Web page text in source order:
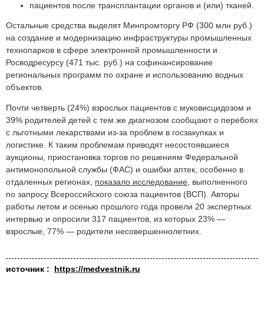
пациентов после трансплантации органов и (или) тканей.
Остальные средства выделят Минпромторгу РФ (300 млн руб.)
на создание и модернизацию инфраструктуры промышленных
технопарков в сфере электронной промышленности и
Росводресурсу (471 тыс. руб.) на софинансирование
региональных программ по охране и использованию водных
объектов.
Почти четверть (24%) взрослых пациентов с муковисцидозом и
39% родителей детей с тем же диагнозом сообщают о перебоях
с льготными лекарствами из‑за проблем в госзакупках и
логистике. К таким проблемам приводят несостоявшиеся
аукционы, приостановка торгов по решениям Федеральной
антимонопольной службы (ФАС) и ошибки аптек, особенно в
отдаленных регионах, показало исследование , выполненного
по запросу Всероссийского союза пациентов (ВСП). Авторы
работы летом и осенью прошлого года провели 20 экспертных
интервью и опросили 317 пациентов, из которых 23% —
взрослые, 77% — родители несовершеннолетних.
источник : https://medvestnik.ru